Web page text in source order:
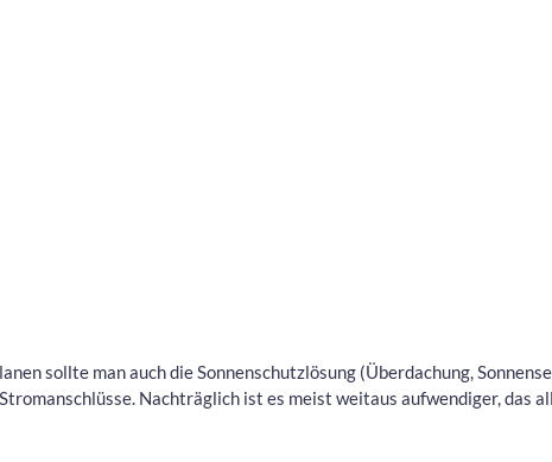
sollte man auch die Sonnenschutzlösung (Überdachung,
Nachträglich ist es meist weitaus aufwendiger, das